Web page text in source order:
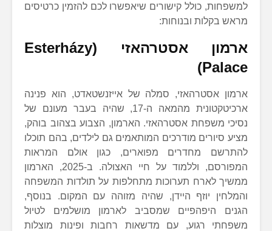
למשפחות, כולל קישורים שיאפשרו לכם להזמין כרטיסים
מראש בקלות ובנוחות:
ארמון אסטרהאזי (Esterházy
Palace)
ארמון אסטרהאזי, סמלה של אייזנשטאדט, הוא פנינה
ארכיטקטונית מהמאה ה-17, שהיה בעבר מעונם של
נסיכי משפחת אסטרהאזי. הארמון, הצבוע בצהוב בוהק,
מציע סיורים מודרכים המותאמים גם לילדים, בהם תוכלו
להתרשם מחדרים מפוארים, כגון אולם המראות
המפורסם, וללמוד על חיי האצולה. ב-2025, הארמון
ממשיך לארח תערוכות מתחלפות על תולדות המשפחה
והמלחין יוזף היידן, שהיה מזוהה עם המקום. בנוסף,
הגנים היפהפיים שמסביב לארמון מושלמים לטיול
משפחתי רגוע, עם מדשאות רחבות ופינות מוצלות